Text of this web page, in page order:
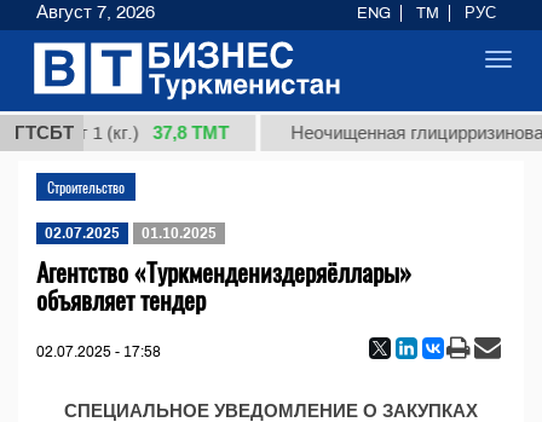
ГТСБТ
сорт 1 (кг.) 37,8 ТМТ Неочищенная глицирризиновая
Строительство
02.07.2025 01.10.2025
Агентство «Туркмендениздеряёллары»
объявляет тендер
02.07.2025 - 17:58
СПЕЦИАЛЬНОЕ УВЕДОМЛЕНИЕ О ЗАКУПКАХ
Август 7, 2026 ENG TM РУС